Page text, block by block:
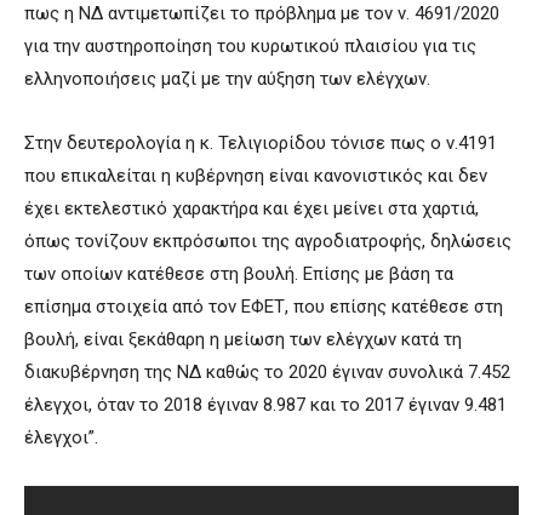
πως η ΝΔ αντιμετωπίζει το πρόβλημα με τον ν. 4691/2020
για την αυστηροποίηση του κυρωτικού πλαισίου για τις
ελληνοποιήσεις μαζί με την αύξηση των ελέγχων.
Στην δευτερολογία η κ. Τελιγιορίδου τόνισε πως ο ν.4191
που επικαλείται η κυβέρνηση είναι κανονιστικός και δεν
έχει εκτελεστικό χαρακτήρα και έχει μείνει στα χαρτιά,
όπως τονίζουν εκπρόσωποι της αγροδιατροφής, δηλώσεις
των οποίων κατέθεσε στη βουλή. Επίσης με βάση τα
επίσημα στοιχεία από τον ΕΦΕΤ, που επίσης κατέθεσε στη
βουλή, είναι ξεκάθαρη η μείωση των ελέγχων κατά τη
διακυβέρνηση της ΝΔ καθώς το 2020 έγιναν συνολικά 7.452
έλεγχοι, όταν το 2018 έγιναν 8.987 και το 2017 έγιναν 9.481
έλεγχοι”.